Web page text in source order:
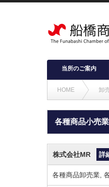
当所のご案内
HOME 卸
各種商品小売業
株式会社MR 詳
各種商品卸売業,